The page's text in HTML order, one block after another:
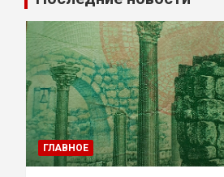
ГЛАВНОЕ